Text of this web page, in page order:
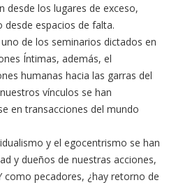
desde los lugares de exceso,
espacios de falta.
de los seminarios dictados en
Íntimas, además, el
humanas hacia las garras del
vínculos se han
en transacciones del mundo
y el egocentrismo se han
y dueños de nuestras acciones,
como pecadores, ¿hay retorno de